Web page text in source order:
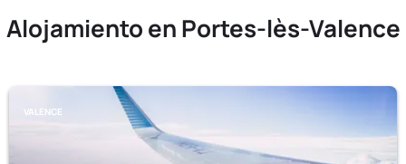
Alojamiento en Portes-lès-Valence
VALENCE